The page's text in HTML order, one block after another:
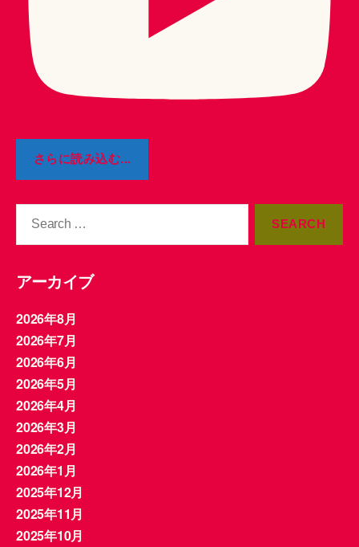
さらに読み込む...
アーカイブ
2026年8月
2026年7月
2026年6月
2026年5月
2026年4月
2026年3月
2026年2月
2026年1月
2025年12月
2025年11月
2025年10月